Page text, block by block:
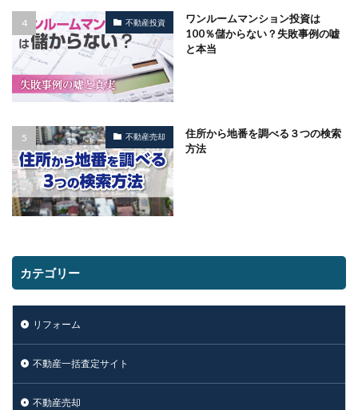
不動産投資
ワンルームマンション投資は
100％儲からない？失敗事例の嘘
と本当
不動産売却
住所から地番を調べる３つの検索
方法
カテゴリー
リフォーム
不動産一括査定サイト
不動産売却